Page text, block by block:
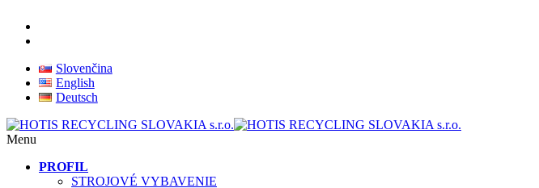
Slovenčina
English
Deutsch
Menu
PROFIL
STROJOVÉ VYBAVENIE